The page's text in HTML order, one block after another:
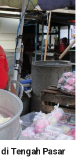
Tengah Pasar